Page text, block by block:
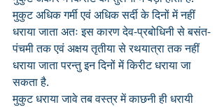
मुकुट अधिक गर्मी एवं अधिक सर्दी के दिनों में नहीं
धराया जाता अतः इस कारण देव-प्रबोधिनी से बसंत-
पंचमी तक एवं अक्षय तृतीया से रथयात्रा तक नहीं
धराया जाता परन्तु इन दिनों में किरीट धराया जा
सकता है.
मुकुट धराया जावे तब वस्त्र में काछनी ही धरायी